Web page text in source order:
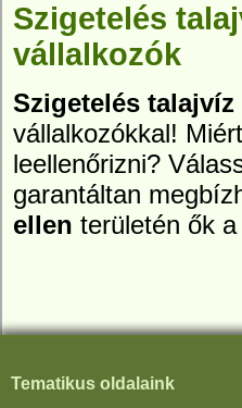
Szigetelés
vállalkozók
Szigetelés talajvíz
vállalkozókkal!
leellenőrizni?
garantáltan
ellen területén ők
Tematikus oldalaink